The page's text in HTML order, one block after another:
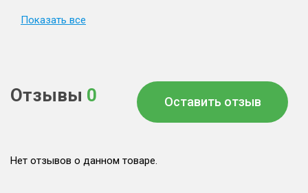
Показать все
Отзывы 0 Оставить отзыв
Нет отзывов о данном товаре.